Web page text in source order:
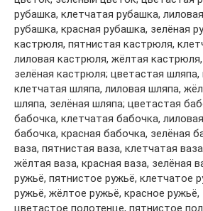
рубашка, клетчатая рубашка,
рубашка, красная рубашка, зелёная
кастрюля, пятнистая кастрюля,
лиловая кастрюля, жёлтая
зелёная кастрюля; цветастая
клетчатая шляпа, лиловая шляпа,
шляпа, зелёная шляпа; цветастая
бабочка, клетчатая бабочка,
бабочка, красная бабочка, зелёная
ваза, пятнистая ваза, клетчатая
жёлтая ваза, красная ваза, зелёная
ружьё, пятнистое ружьё, клетчатое
ружьё, жёлтое ружьё, красное ружьё,
цветастое полотенце, пятнистое